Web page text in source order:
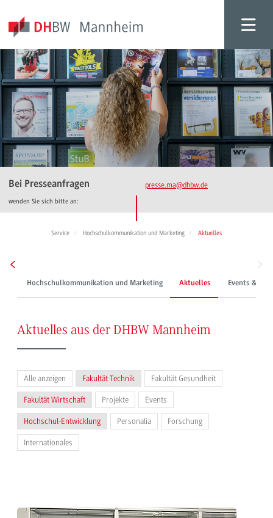
Bei Presseanfragen
wenden Sie sich bitte an:
presse.ma@dhbw.de
Service Hochschulkommunikation und Marketing Aktuelles
Hochschulkommunikation und Marketing Aktuelles Events &
Aktuelles aus der DHBW Mannheim
Alle anzeigen Fakultät Technik Fakultät Gesundheit
Fakultät Wirtschaft Projekte Events
Hochschul-Entwicklung Personalia Forschung
Internationales